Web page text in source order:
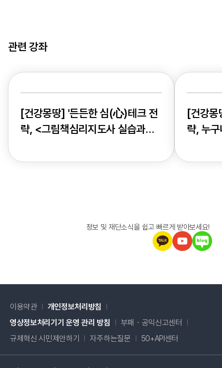
관련 강좌
[건강몽땅] '든든한 심(心)테크 전
략, <그림책심리지도사 실습과정
[건강
략, 누
정보 및 재단소식을 쉽고 빠르게 받아보세요!
이용약관
개인정보처리방침
영상정보처리기기 운영 관리 방침
부패・공익신고센터 새창 열림
규제혁신 시민제안하기 새창 열림
자주하는질문 50+API센터